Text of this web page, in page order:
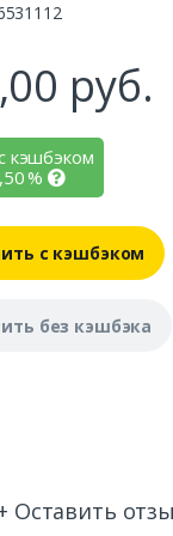
руб.
кэшбэком
%
с кэшбэком
без кэшбэка
Оставить